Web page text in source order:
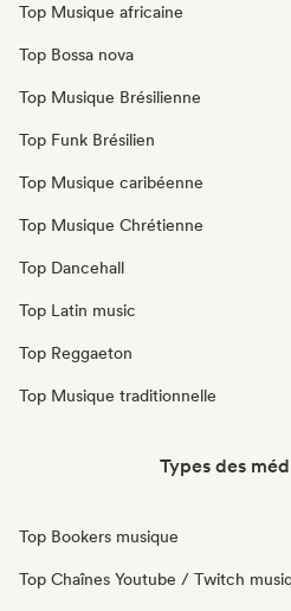
Top Musique africaine
Top Bossa nova
Top Musique Brésilienne
Top Funk Brésilien
Top Musique caribéenne
Top Musique Chrétienne
Top Dancehall
Top Latin music
Top Reggaeton
Top Musique traditionnelle
Types des
Top Bookers musique
Top Chaînes Youtube / Twitch